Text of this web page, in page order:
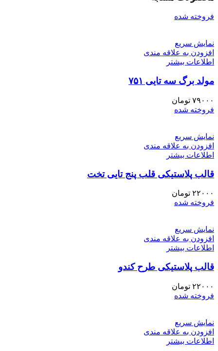
فروخته شده
نمایش سریع
افزودن به علاقه مندی
اطلاعات بیشتر
مولد برگ سه تایی ۷۵۱
۷۹۰۰۰ تومان
فروخته شده
نمایش سریع
افزودن به علاقه مندی
اطلاعات بیشتر
قالب پلاستیکی قلب پنج تایی تخت
۲۲۰۰۰ تومان
فروخته شده
نمایش سریع
افزودن به علاقه مندی
اطلاعات بیشتر
قالب پلاستیکی طرح کندو
۲۲۰۰۰ تومان
فروخته شده
نمایش سریع
افزودن به علاقه مندی
اطلاعات بیشتر